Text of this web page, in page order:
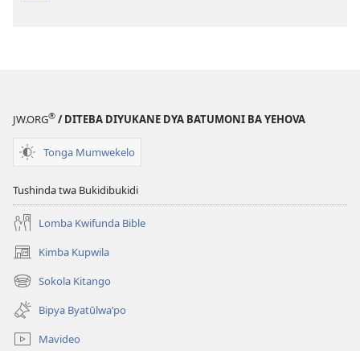
JW.ORG® / DITEBA DIYUKANE DYA BATUMONI BA YEHOVA
Tonga Mumwekelo
Tushinda twa Bukidibukidi
Lomba Kwifunda Bible
Kimba Kupwila
(opens
new
window)
Sokola Kitango
(opens
new
window)
Bipya Byatūlwa’po
Mavideo